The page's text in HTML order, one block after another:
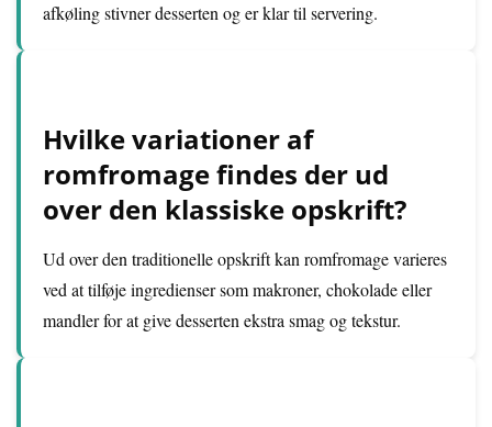
afkøling stivner desserten og er klar til servering.
Hvilke variationer af
romfromage findes der ud
over den klassiske opskrift?
Ud over den traditionelle opskrift kan romfromage varieres
ved at tilføje ingredienser som makroner, chokolade eller
mandler for at give desserten ekstra smag og tekstur.